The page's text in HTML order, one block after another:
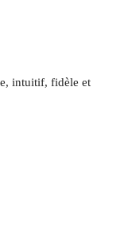
intuitif, fidèle et